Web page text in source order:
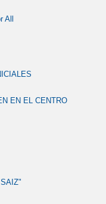
All
EN EL CENTRO